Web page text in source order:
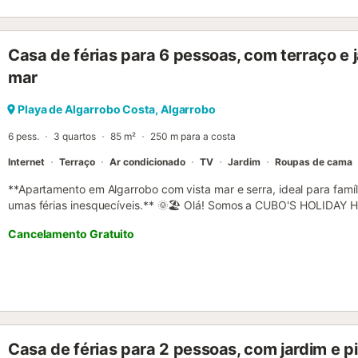
livros para crianças disponíveis na propriedade. O apartamento
Casa de férias para 6 pessoas, com terraço e
mar
Playa de Algarrobo Costa, Algarrobo
6 pess. 3 quartos 85 m² 250 m para a costa
Internet Terraço Ar condicionado TV Jardim Roupas de cama
**Apartamento em Algarrobo com vista mar e serra, ideal para
umas férias inesquecíveis.** 🌞🏖️ Olá! Somos a CUBO'S HOLIDAY
capacidade para 6 pessoas, localizado num sétimo andar que
mar e a cidade. Embora não esteja em primeira linha de praia, em
praias próximas, como a Playa Mezquitilla a apenas 500 m. 🌊 O
gosto e estilo moderno, dispõe de uma sala de estar-jantar ampla
dão acesso a um terraço de 45 m², equipado com mobiliário
placa vitrocerâmica, frigorífico, micro-ondas, forno, congelador,
Cancelamento Gratuito
Casa de férias para 2 pessoas, com jardim e